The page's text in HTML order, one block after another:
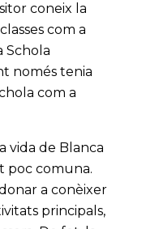
coneix la
com a
Schola
només tenia
com a
vida de Blanca
poc comuna.
a conèixer
principals,